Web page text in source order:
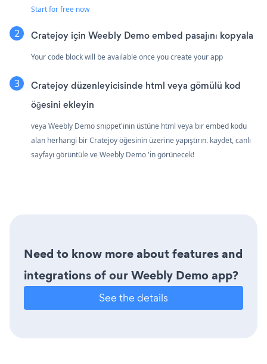
Start for free now
Cratejoy için Weebly Demo embed pasajını kopyala
Your code block will be available once you create your app
Cratejoy düzenleyicisinde html veya gömülü kod
öğesini ekleyin
veya Weebly Demo snippet'inin üstüne html veya bir embed kodu
alan herhangi bir Cratejoy öğesinin üzerine yapıştırın. kaydet, canlı
sayfayı görüntüle ve Weebly Demo 'in görünecek!
Need to know more about features and
integrations of our Weebly Demo app?
See the details